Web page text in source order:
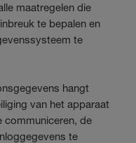
maatregelen die
te bepalen en
te
hangt
van het apparaat
de
te